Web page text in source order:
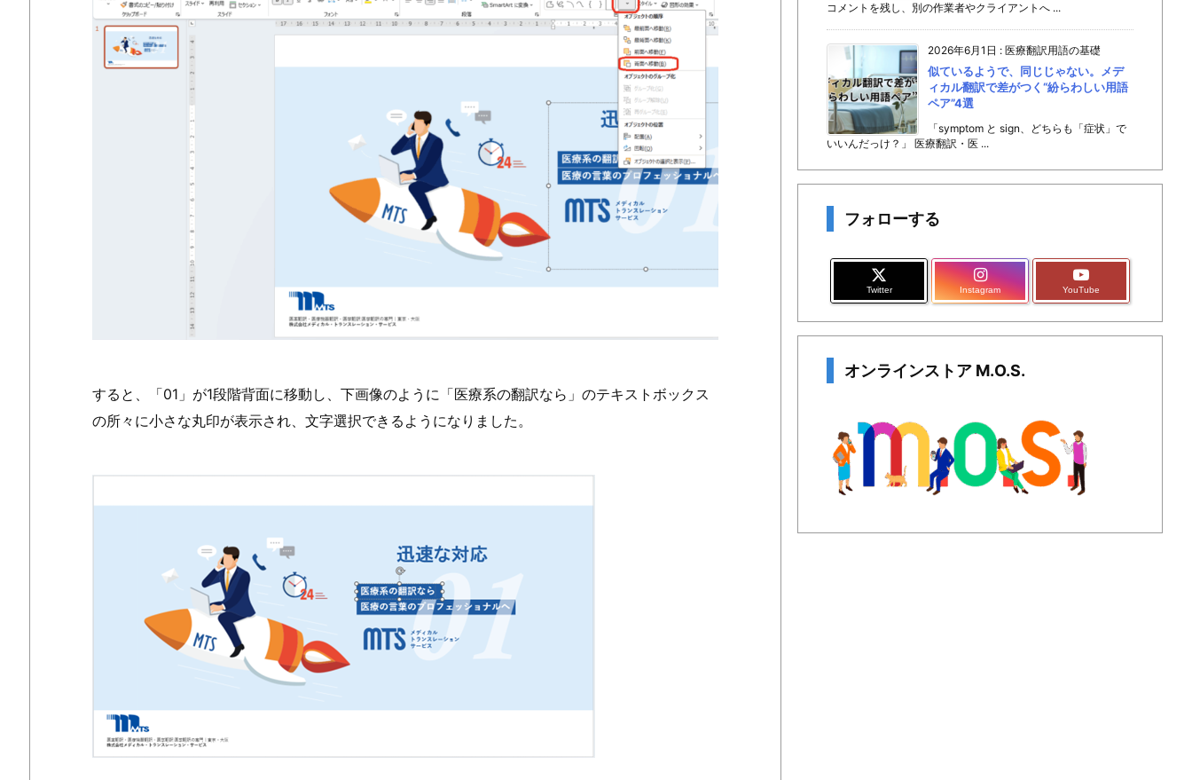
すると、「01」が1段階背面に移動し、下画像のように「医療系の翻訳なら」のテキストボックス
の所々に小さな丸印が表示され、文字選択できるようになりました。
コメントを残し、別の作業者やクライアントへ ...
2026年6月1日 : 医療翻訳用語の基礎
似ているようで、同じじゃない。メデ
ィカル翻訳で差がつく“紛らわしい用語
ペア”4選
「symptom と sign、どちらも「症状」で
いいんだっけ？」 医療翻訳・医 ...
フォローする
Twitter Instagram YouTube
オンラインストア M.O.S.